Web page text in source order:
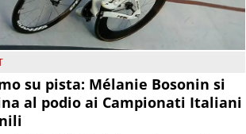
su pista: Mélanie Bosonin si
al podio ai Campionati Italiani